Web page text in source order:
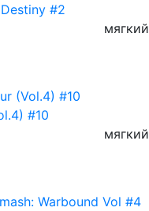
#2
мягкий
#10
мягкий